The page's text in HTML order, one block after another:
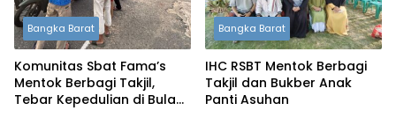
Bangka Barat
Komunitas Sbat Fama’s
Mentok Berbagi Takjil,
Tebar Kepedulian di Bulan
Bangka Barat
IHC RSBT Mentok Berbagi
Takjil dan Bukber Anak
Panti Asuhan